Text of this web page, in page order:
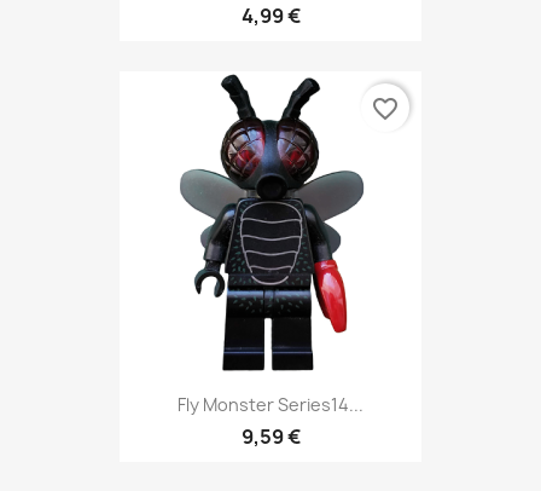
4,99 €
Fly Monster Series14...
9,59 €
favorite_border